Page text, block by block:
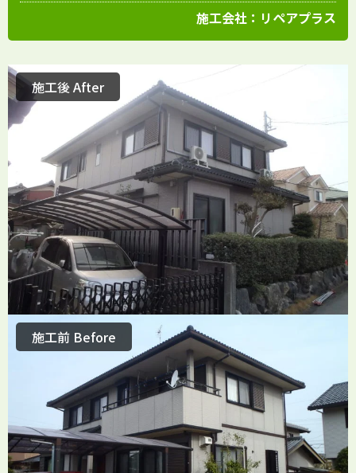
施工会社： リペアプラス
施工前 Before
施工後 After